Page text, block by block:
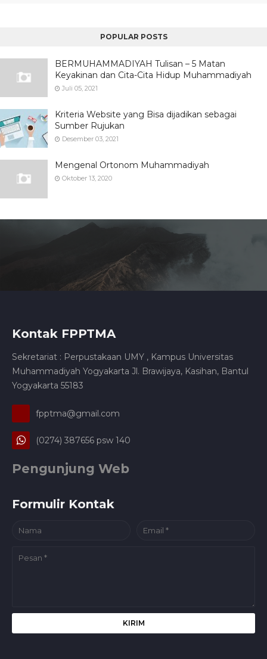
POPULAR POSTS
BERMUHAMMADIYAH Tulisan – 5 Matan
Keyakinan dan Cita-Cita Hidup Muhammadiyah
Juli 05, 2021
Kriteria Website yang Bisa dijadikan sebagai
Sumber Rujukan
Desember 03, 2021
Mengenal Ortonom Muhammadiyah
Oktober 13, 2020
Kontak FPPTMA
Sekretariat : Perpustakaan UMY , Kampus Universitas
Muhammadiyah Yogyakarta Jl. Brawijaya, Kasihan, Bantul
Yogyakarta 55183
fpptma@gmail.com
(0274) 387656 psw 140
Pengunjung Web
Formulir Kontak